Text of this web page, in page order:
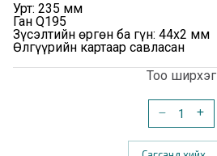
Урт: 235 мм
Ган Q195
Зүсэлтийн өргөн ба гүн: 44x2 мм
Өлгүүрийн картаар савласан
Тоо ширхэг